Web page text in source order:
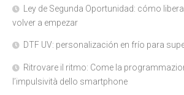
Ley de Segunda Oportunidad: cómo
volver a empezar
DTF UV: personalización en frío para
Ritrovare il ritmo: Come la
l’impulsività dello smartphone